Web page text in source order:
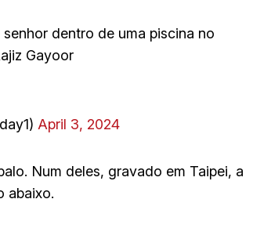
dentro de uma piscina no
Gayoor
April 3, 2024
Num deles, gravado em Taipei, a
abaixo.